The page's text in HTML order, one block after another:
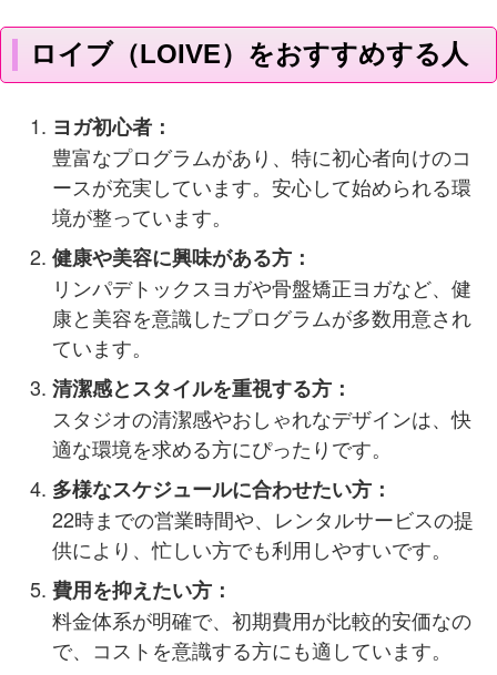
ロイブ（LOIVE）をおすすめする人
ヨガ初心者：
豊富なプログラムがあり、特に初心者向けのコ
ースが充実しています。安心して始められる環
境が整っています​​。
健康や美容に興味がある方：
リンパデトックスヨガや骨盤矯正ヨガなど、健
康と美容を意識したプログラムが多数用意され
ています​​​​。
清潔感とスタイルを重視する方：
スタジオの清潔感やおしゃれなデザインは、快
適な環境を求める方にぴったりです​​。
多様なスケジュールに合わせたい方：
22時までの営業時間や、レンタルサービスの提
供により、忙しい方でも利用しやすいです​​。
費用を抑えたい方：
料金体系が明確で、初期費用が比較的安価なの
で、コストを意識する方にも適しています​​。